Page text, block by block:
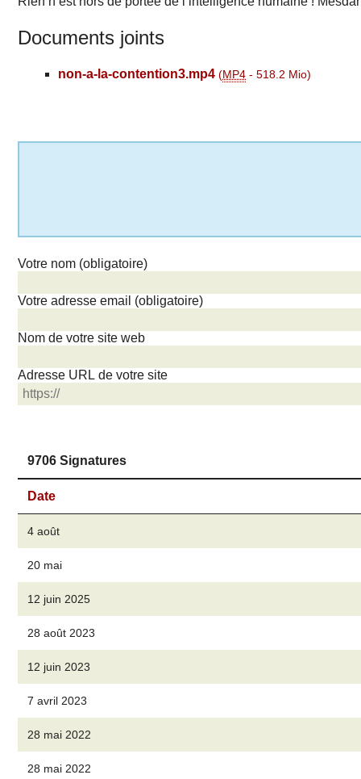
Documents joints
non-a-la-contention3.mp4 (MP4 -518.2 Mio)
Votre nom (obligatoire)
Votre adresse email (obligatoire)
Nom de votre site web
Adresse URL de votre site
9706 Signatures
Date
4 août
20 mai
12 juin 2025
28 août 2023
12 juin 2023
7 avril 2023
28 mai 2022
28 mai 2022